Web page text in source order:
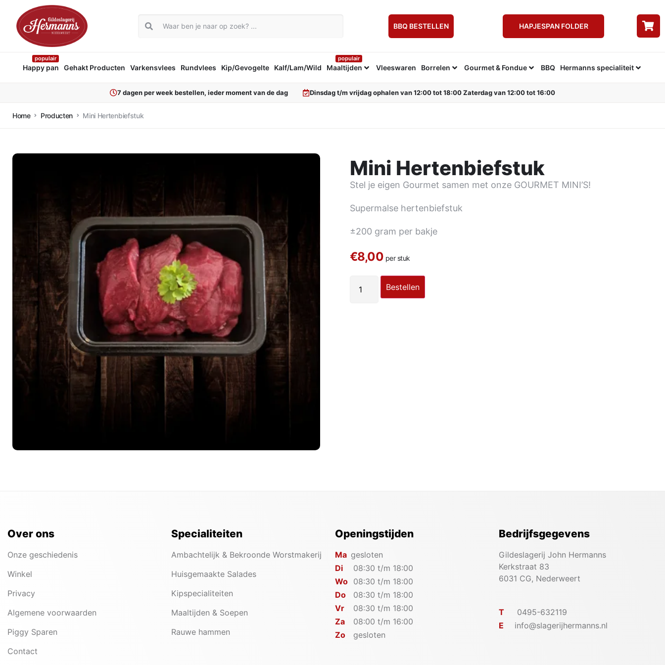
BBQ BESTELLEN HAPJESPAN FOLDER
Happy pan
populair
Gehakt Producten Varkensvlees Rundvlees Kip/Gevogelte Kalf/Lam/Wild Maaltijden
populair
Vleeswaren Borrelen Gourmet & Fondue BBQ Hermanns specialiteit
7 dagen per week bestellen, ieder moment van de dag Dinsdag t/m vrijdag ophalen van 12:00 tot 18:00 Zaterdag van 12:00 tot 16:00
Home Producten Mini Hertenbiefstuk
Mini Hertenbiefstuk
Stel je eigen Gourmet samen met onze GOURMET MINI’S!
Supermalse hertenbiefstuk
±200 gram per bakje
€8,00 per stuk
Bestellen
Over ons
Onze geschiedenis
Winkel
Privacy
Algemene voorwaarden
Piggy Sparen
Contact
Specialiteiten
Ambachtelijk & Bekroonde Worstmakerij
Huisgemaakte Salades
Kipspecialiteiten
Maaltijden & Soepen
Rauwe hammen
Openingstijden
Ma gesloten
Di
08:30 t/m 18:00
Wo 08:30 t/m 18:00
Do
08:30 t/m 18:00
Vr
08:30 t/m 18:00
Za
08:00 t/m 16:00
Zo
gesloten
Bedrijfsgegevens
Gildeslagerij John Hermanns
Kerkstraat 83
6031 CG, Nederweert
T
0495-632119
E
info@slagerijhermanns.nl